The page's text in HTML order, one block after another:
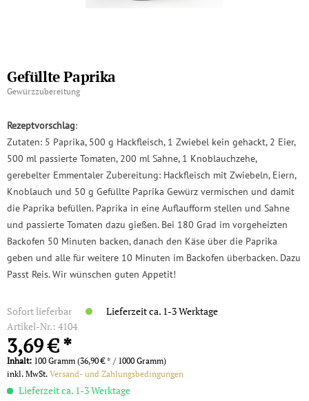
Gefüllte Paprika
Gewürzzubereitung
Rezeptvorschlag:
Zutaten: 5 Paprika, 500 g Hackfleisch, 1 Zwiebel kein gehackt, 2 Eier,
500 ml passierte Tomaten, 200 ml Sahne, 1 Knoblauchzehe,
gerebelter Emmentaler Zubereitung: Hackfleisch mit Zwiebeln, Eiern,
Knoblauch und 50 g Gefüllte Paprika Gewürz vermischen und damit
die Paprika befüllen. Paprika in eine Auflaufform stellen und Sahne
und passierte Tomaten dazu gießen. Bei 180 Grad im vorgeheizten
Backofen 50 Minuten backen, danach den Käse über die Paprika
geben und alle für weitere 10 Minuten im Backofen überbacken. Dazu
Passt Reis. Wir wünschen guten Appetit!
Sofort lieferbar
Lieferzeit ca. 1-3 Werktage
Artikel-Nr.: 4104
3,69 € *
Inhalt: 100 Gramm (36,90 € * / 1000 Gramm)
inkl. MwSt. Versand- und Zahlungsbedingungen
Lieferzeit ca. 1-3 Werktage